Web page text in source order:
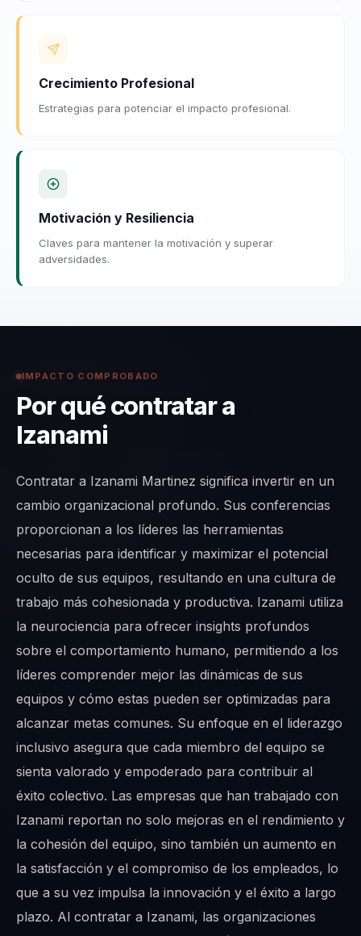
Crecimiento Profesional
Estrategias para potenciar el impacto profesional.
Motivación y Resiliencia
Claves para mantener la motivación y superar
adversidades.
IMPACTO COMPROBADO
Por qué contratar a
Izanami
Contratar a Izanami Martinez significa invertir en un
cambio organizacional profundo. Sus conferencias
proporcionan a los líderes las herramientas
necesarias para identificar y maximizar el potencial
oculto de sus equipos, resultando en una cultura de
trabajo más cohesionada y productiva. Izanami utiliza
la neurociencia para ofrecer insights profundos
sobre el comportamiento humano, permitiendo a los
líderes comprender mejor las dinámicas de sus
equipos y cómo estas pueden ser optimizadas para
alcanzar metas comunes. Su enfoque en el liderazgo
inclusivo asegura que cada miembro del equipo se
sienta valorado y empoderado para contribuir al
éxito colectivo. Las empresas que han trabajado con
Izanami reportan no solo mejoras en el rendimiento y
la cohesión del equipo, sino también un aumento en
la satisfacción y el compromiso de los empleados, lo
que a su vez impulsa la innovación y el éxito a largo
plazo. Al contratar a Izanami, las organizaciones